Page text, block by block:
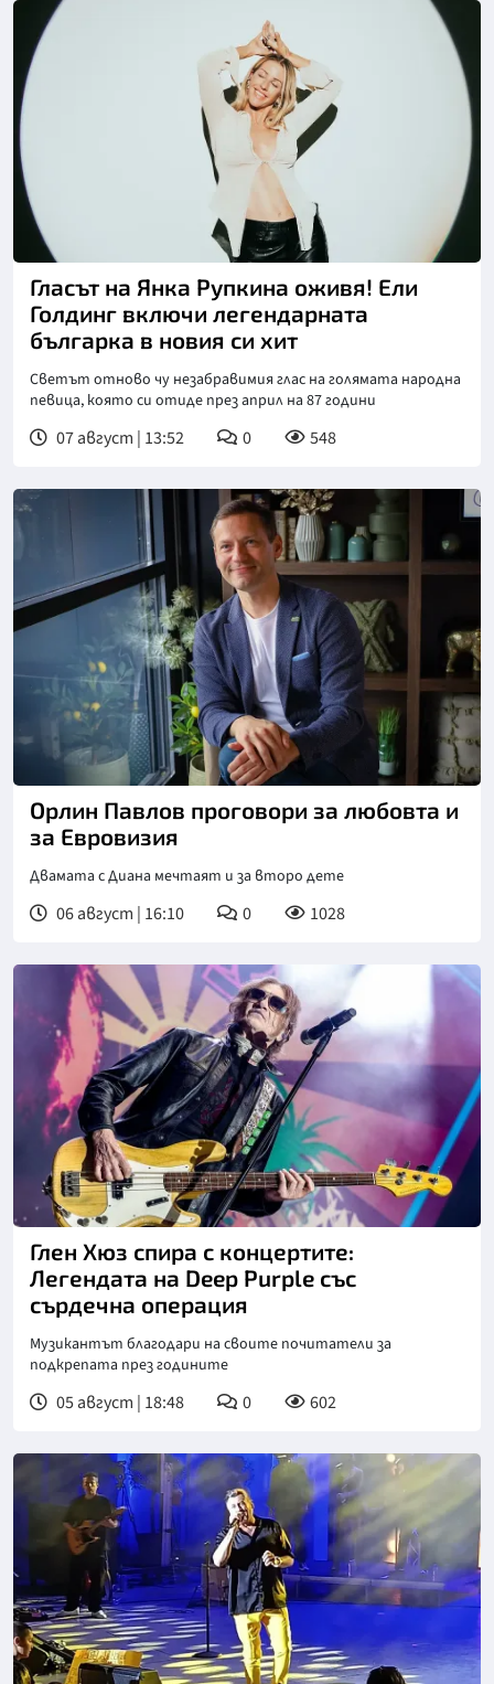
Гласът на Янка Рупкина оживя! Ели
Голдинг включи легендарната
българка в новия си хит
Светът отново чу незабравимия глас на голямата народна
певица, която си отиде през април на 87 години
07 август | 13:52 0 548
Снимка: БТА
Орлин Павлов проговори за любовта и
за Евровизия
Двамата с Диана мечтаят и за второ дете
06 август | 16:10 0 1028
Глен Хюз спира с концертите:
Легендата на Deep Purple със
сърдечна операция
Музикантът благодари на своите почитатели за
подкрепата през годините
05 август | 18:48 0 602